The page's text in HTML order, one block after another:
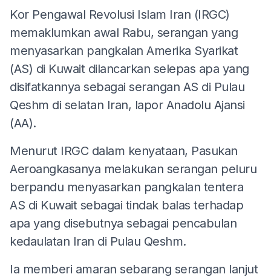
Kor Pengawal Revolusi Islam Iran (IRGC)
memaklumkan awal Rabu, serangan yang
menyasarkan pangkalan Amerika Syarikat
(AS) di Kuwait dilancarkan selepas apa yang
disifatkannya sebagai serangan AS di Pulau
Qeshm di selatan Iran, lapor Anadolu Ajansi
(AA).
Menurut IRGC dalam kenyataan, Pasukan
Aeroangkasanya melakukan serangan peluru
berpandu menyasarkan pangkalan tentera
AS di Kuwait sebagai tindak balas terhadap
apa yang disebutnya sebagai pencabulan
kedaulatan Iran di Pulau Qeshm.
Ia memberi amaran sebarang serangan lanjut